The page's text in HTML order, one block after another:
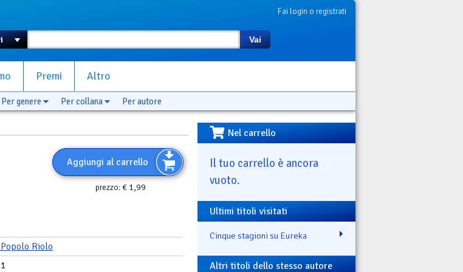
Fai login o registrati
Vai
Premi Altro
Per genere Per collana Per autore
Aggiungi al carrello
prezzo:€ 1,99
Riolo
Nel carrello
Il tuo carrello è ancora
vuoto.
Ultimi titoli visitati
Cinque stagioni su Eureka
Altri titoli dello stesso autore